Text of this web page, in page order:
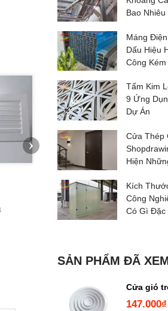
Cửa gió khuếch tán
119.000₫ 170.000₫
›
Bao
Máng
Dấu Hiệu
Công Kém
Tấm Kim
9 Ứng
Dự Án
Cửa Thép
Hiện
Kích
Công
Có Gì Đặc
SẢN PHẨM ĐÃ
Cửa gió
147.000₫